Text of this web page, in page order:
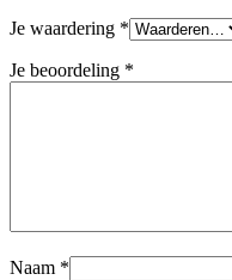
Je waardering *
Je beoordeling *
Naam *